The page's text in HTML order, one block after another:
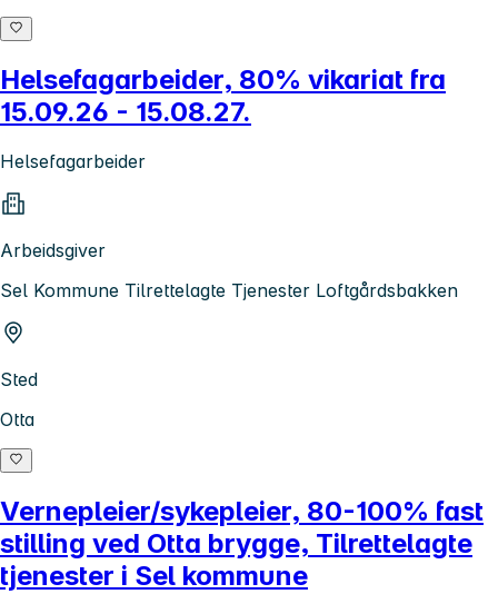
Helsefagarbeider, 80% vikariat fra
15.09.26 - 15.08.27.
Helsefagarbeider
Arbeidsgiver
Sel Kommune Tilrettelagte Tjenester Loftgårdsbakken
Sted
Otta
Vernepleier/sykepleier, 80-100% fast
stilling ved Otta brygge, Tilrettelagte
tjenester i Sel kommune